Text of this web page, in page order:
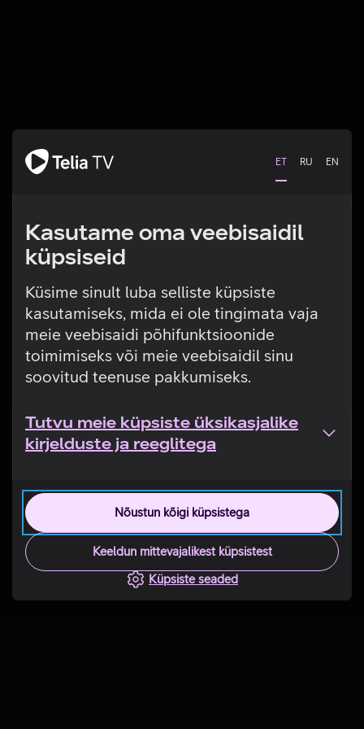
ET RU EN
Kasutame oma veebisaidil
küpsiseid
Küsime sinult luba selliste küpsiste
kasutamiseks, mida ei ole tingimata vaja
meie veebisaidi põhifunktsioonide
toimimiseks või meie veebisaidil sinu
soovitud teenuse pakkumiseks.
Tutvu meie küpsiste üksikasjalike
kirjelduste ja reeglitega
Nõustun kõigi küpsistega
Keeldun mittevajalikest küpsistest
Küpsiste seaded
Tehniline viga